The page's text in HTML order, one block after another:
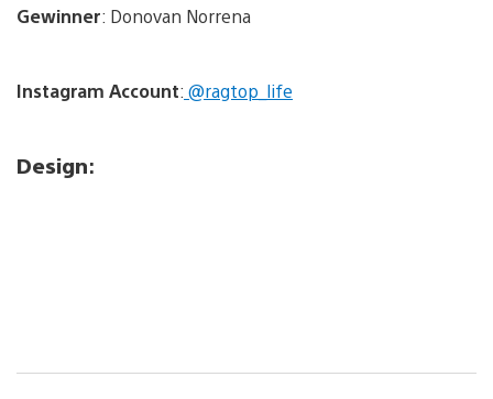
Gewinner: Donovan Norrena
Instagram Account: @ragtop_life
Design: